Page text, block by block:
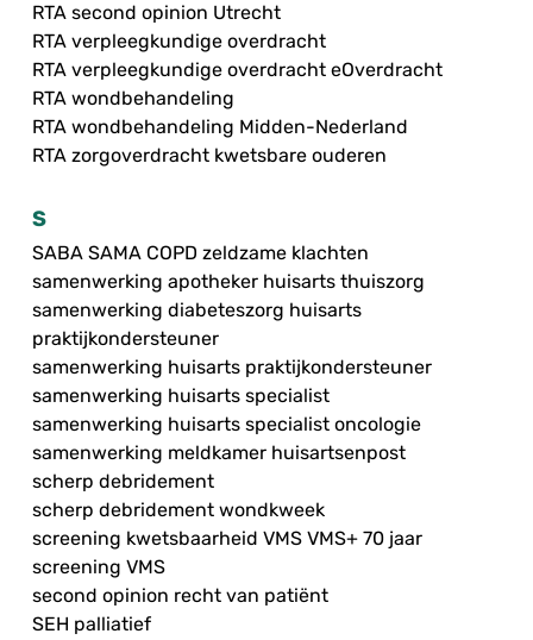
RTA second opinion Utrecht
RTA verpleegkundige overdracht
RTA verpleegkundige overdracht eOverdracht
RTA wondbehandeling
RTA wondbehandeling Midden-Nederland
RTA zorgoverdracht kwetsbare ouderen
S
SABA SAMA COPD zeldzame klachten
samenwerking apotheker huisarts thuiszorg
samenwerking diabeteszorg huisarts
praktijkondersteuner
samenwerking huisarts praktijkondersteuner
samenwerking huisarts specialist
samenwerking huisarts specialist oncologie
samenwerking meldkamer huisartsenpost
scherp debridement
scherp debridement wondkweek
screening kwetsbaarheid VMS VMS+ 70 jaar
screening VMS
second opinion recht van patiënt
SEH palliatief